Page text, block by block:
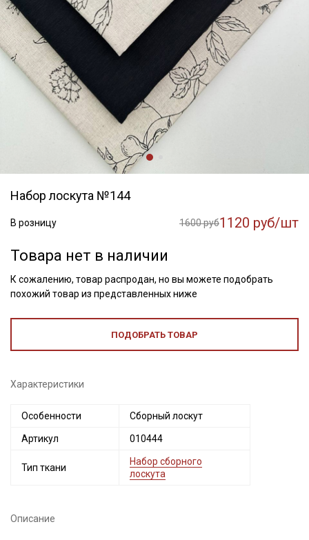
Набор лоскута №144
В розницу 1600 руб1120 руб/шт
Товара нет в наличии
К сожалению, товар распродан, но вы можете подобрать
похожий товар из представленных ниже
ПОДОБРАТЬ ТОВАР
Характеристики
Особенности Сборный лоскут
Артикул 010444
Тип ткани
Набор сборного
лоскута
Описание
Секретная рассылка от Купава
Мы публикуем здесь дополнительные
промокоды и скидки до 30% на узкие
категории тканей